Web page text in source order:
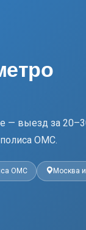
— выезд за
полиса ОМС.
ОМС Москва